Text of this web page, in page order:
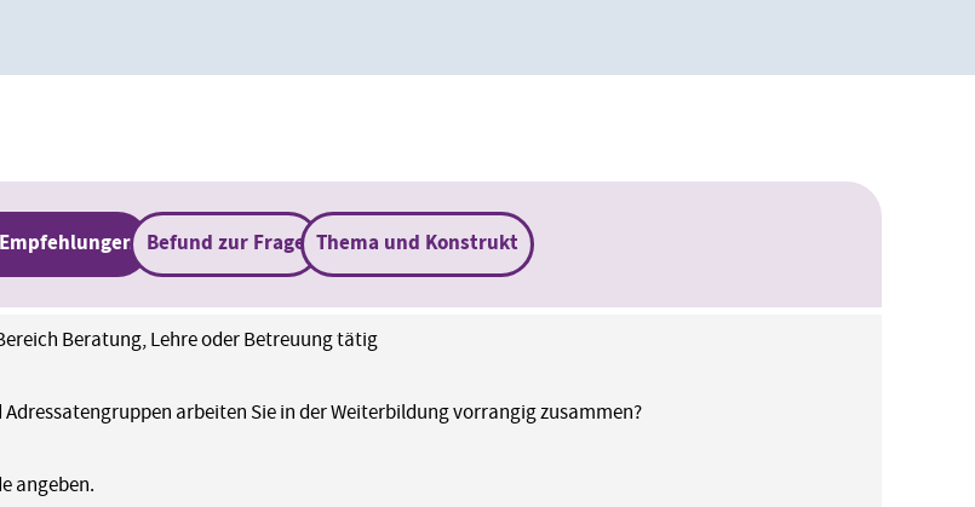
Befund zur Frage Thema und Konstrukt
Beratung, Lehre oder Betreuung tätig
Adressatengruppen arbeiten Sie in der Weiterbildung vorrangig zusammen?
angeben.